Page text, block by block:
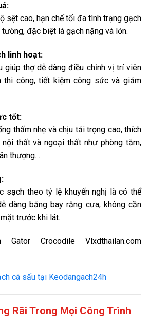
sệt cao, hạn chế tối đa tình trạng gạch
đặc biệt là gạch nặng và lớn.
linh hoạt:
giúp thợ dễ dàng điều chỉnh vị trí viên
thi công, tiết kiệm công sức và giảm
tốt:
thấm nhẹ và chịu tải trọng cao, thích
thất và ngoại thất như phòng tắm,
thượng…
sạch theo tỷ lệ khuyến nghị là có thể
dàng bằng bay răng cưa, không cần
trước khi lát.
cá sấu tại Keodangach24h
Rãi Trong Mọi Công Trình